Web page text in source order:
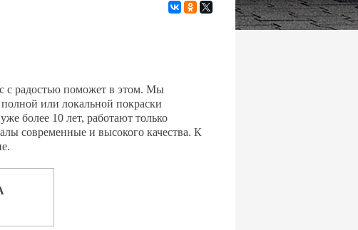
с радостью поможет в этом. Мы
или локальной покраски
более 10 лет, работают только
современные и высокого качества. К